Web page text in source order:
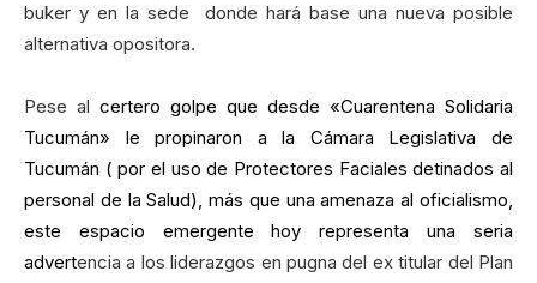
buker y en la sede donde hará base una nueva posible
alternativa opositora.
Pese al certero golpe que desde «Cuarentena Solidaria
Tucumán» le propinaron a la Cámara Legislativa de
Tucumán ( por el uso de Protectores Faciales detinados al
personal de la Salud), más que una amenaza al oficialismo,
este espacio emergente hoy representa una seria
advertencia a los liderazgos en pugna del ex titular del Plan